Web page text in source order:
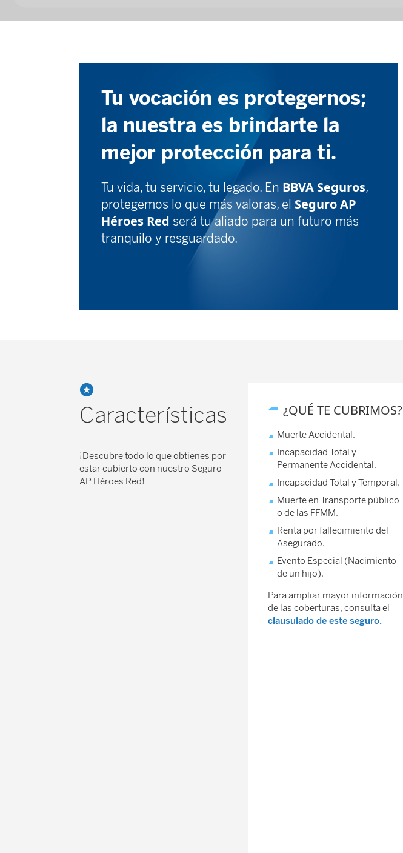
Tu vocación es protegernos;
la nuestra es brindarte la
mejor protección para ti.
Tu vida, tu servicio, tu legado. En BBVA Seguros,
protegemos lo que más valoras, el Seguro AP
Héroes Red será tu aliado para un futuro más
tranquilo y resguardado.
Características
¡Descubre todo lo que obtienes por
estar cubierto con nuestro Seguro
AP Héroes Red!
¿QUÉ TE CUBRIMOS?
Muerte Accidental.
Incapacidad Total y
Permanente Accidental.
Incapacidad Total y Temporal.
Muerte en Transporte público
o de las FFMM.
Renta por fallecimiento del
Asegurado.
Evento Especial (Nacimiento
de un hijo).
Para ampliar mayor información
de las coberturas, consulta el
clausulado de este seguro.